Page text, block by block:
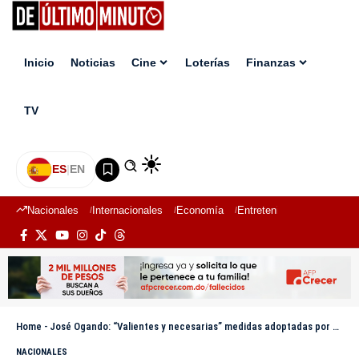
Inicio Noticias Cine Loterías Finanzas
TV
ES|EN
Nacionales Internacionales Economía Entretenimiento
Home - José Ogando: “Valientes y necesarias” medidas adoptadas por presidente Abinader ante tema haitiano
NACIONALES